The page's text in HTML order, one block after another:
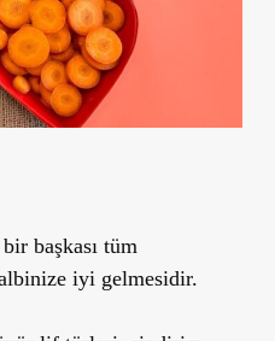
başkası tüm
iyi gelmesidir.